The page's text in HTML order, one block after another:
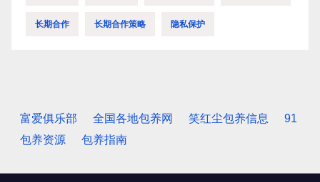
长期合作 长期合作策略 隐私保护
富爱俱乐部 全国各地包养网 笑红尘包养信息
91
包养资源
包养指南